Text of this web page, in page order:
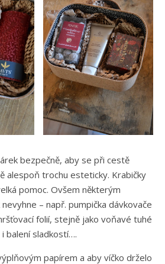
bezpečně, aby se při cestě
alespoň trochu esteticky. Krabičky
pomoc. Ovšem některým
– např. pumpička dávkovače
folií, stejně jako voňavé tuhé
balení sladkostí….
papírem a aby víčko drželo